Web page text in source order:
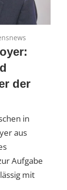
der
in
aus
Aufgabe
mit